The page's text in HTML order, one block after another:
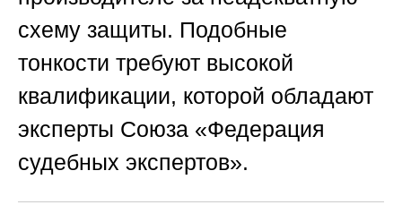
схему защиты. Подобные
тонкости требуют высокой
квалификации, которой обладают
эксперты Союза «Федерация
судебных экспертов».